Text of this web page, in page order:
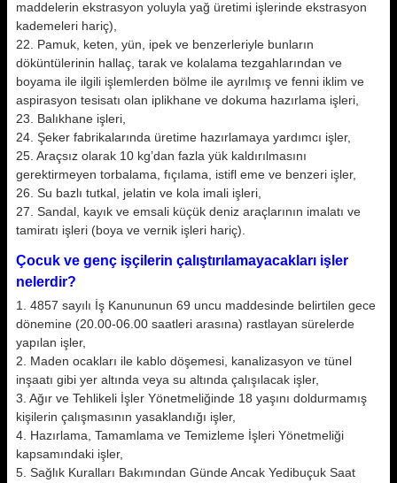
maddelerin ekstrasyon yoluyla yağ üretimi işlerinde ekstrasyon
kademeleri hariç),
22. Pamuk, keten, yün, ipek ve benzerleriyle bunların
döküntülerinin hallaç, tarak ve kolalama tezgahlarından ve
boyama ile ilgili işlemlerden bölme ile ayrılmış ve fenni iklim ve
aspirasyon tesisatı olan iplikhane ve dokuma hazırlama işleri,
23. Balıkhane işleri,
24. Şeker fabrikalarında üretime hazırlamaya yardımcı işler,
25. Araçsız olarak 10 kg’dan fazla yük kaldırılmasını
gerektirmeyen torbalama, fıçılama, istifl eme ve benzeri işler,
26. Su bazlı tutkal, jelatin ve kola imali işleri,
27. Sandal, kayık ve emsali küçük deniz araçlarının imalatı ve
tamiratı işleri (boya ve vernik işleri hariç).
Çocuk ve genç işçilerin çalıştırılamayacakları işler
nelerdir?
1. 4857 sayılı İş Kanununun 69 uncu maddesinde belirtilen gece
dönemine (20.00-06.00 saatleri arasına) rastlayan sürelerde
yapılan işler,
2. Maden ocakları ile kablo döşemesi, kanalizasyon ve tünel
inşaatı gibi yer altında veya su altında çalışılacak işler,
3. Ağır ve Tehlikeli İşler Yönetmeliğinde 18 yaşını doldurmamış
kişilerin çalışmasının yasaklandığı işler,
4. Hazırlama, Tamamlama ve Temizleme İşleri Yönetmeliği
kapsamındaki işler,
5. Sağlık Kuralları Bakımından Günde Ancak Yedibuçuk Saat